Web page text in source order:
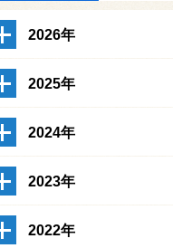
2026年
2025年
2024年
2023年
2022年